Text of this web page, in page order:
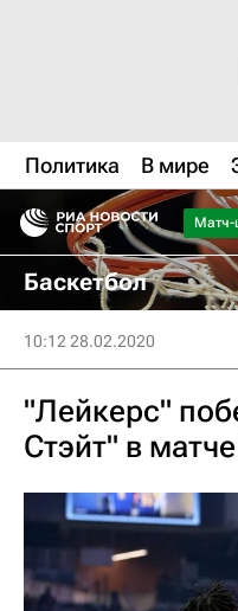
Политика В мире
Матч-
Баскетбол
10:12 28.02.2020
"Лейкерс"
Стэйт" в